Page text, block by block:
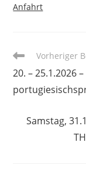
Anfahrt
Weitere
ansehen
Vorheriger
20. – 25.1.2026
Samstag,